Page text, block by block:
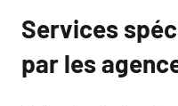
Services
par les